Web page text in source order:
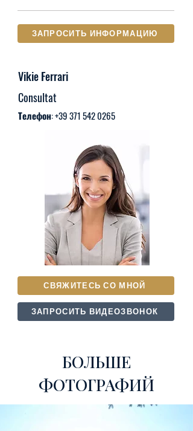
ЗАПРОСИТЬ ИНФОРМАЦИЮ
Vikie Ferrari
Consultat
Телефон:+39 371 542 0265
СВЯЖИТЕСЬ СО МНОЙ
ЗАПРОСИТЬ ВИДЕОЗВОНОК
БОЛЬШЕ
ФОТОГРАФИЙ